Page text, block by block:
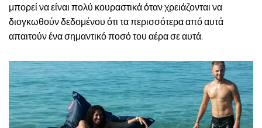
μπορεί να είναι πολύ κουραστικά όταν χρειάζονται να
διογκωθούν δεδομένου ότι τα περισσότερα από αυτά
απαιτούν ένα σημαντικό ποσό του αέρα σε αυτά.